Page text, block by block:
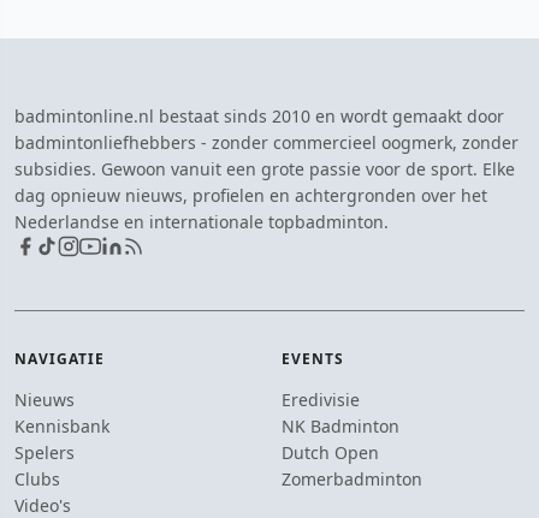
badmintonline.nl bestaat sinds 2010 en wordt gemaakt door
badmintonliefhebbers - zonder commercieel oogmerk, zonder
subsidies. Gewoon vanuit een grote passie voor de sport. Elke
dag opnieuw nieuws, profielen en achtergronden over het
Nederlandse en internationale topbadminton.
NAVIGATIE
Nieuws
Kennisbank
Spelers
Clubs
Video's
EVENTS
Eredivisie
NK Badminton
Dutch Open
Zomerbadminton